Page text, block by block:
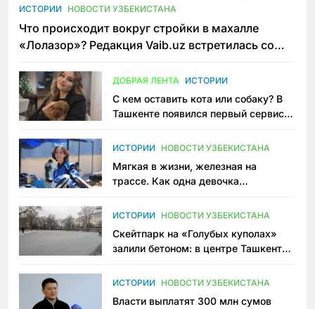
ИСТОРИИ НОВОСТИ УЗБЕКИСТАНА
Что происходит вокруг стройки в махалле
«Лолазор»? Редакция Vaib.uz встретилась со
ДОБРАЯ ЛЕНТА ИСТОРИИ
С кем оставить кота или собаку? В
Ташкенте появился первый сервис
ИСТОРИИ НОВОСТИ УЗБЕКИСТАНА
Мягкая в жизни, железная на
трассе. Как одна девочка
Узбекистане
ИСТОРИИ НОВОСТИ УЗБЕКИСТАНА
Скейтпарк на «Голубых куполах»
залили бетоном: в центре Ташкента
пространство
ИСТОРИИ НОВОСТИ УЗБЕКИСТАНА
Власти выплатят 300 млн сумов